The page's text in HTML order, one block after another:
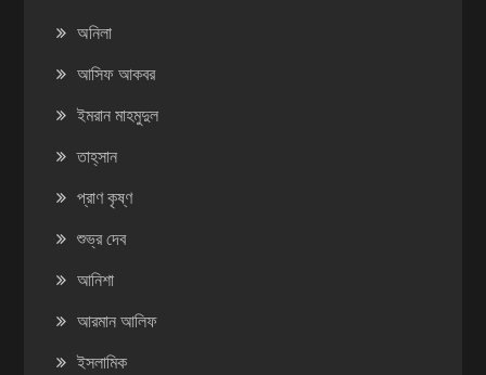
অনিলা
আসিফ আকবর
ইমরান মাহমুদুল
তাহ্‌সান
প্রাণ কৃষ্ণ
শুভ্র দেব
আনিশা
আরমান আলিফ
ইসলামিক